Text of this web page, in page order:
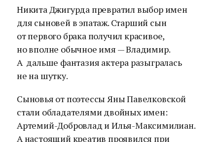
Никита Джигурда превратил выбор имен
для сыновей в эпатаж. Старший сын
от первого брака получил красивое,
но вполне обычное имя — Владимир.
А дальше фантазия актера разыгралась
не на шутку.
Сыновья от поэтессы Яны Павелковской
стали обладателями двойных имен:
Артемий-Добровлад и Илья-Максимилиан.
А настоящий креатив проявился при